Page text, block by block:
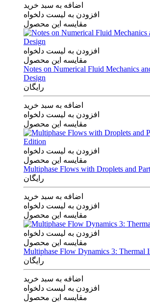
اضافه به سبد خرید
افزودن به لیست دلخواه
مقایسه این محصول
افزودن به لیست دلخواه
مقایسه این محصول
Notes on Numerical Fluid Mechanics
Design
رایگان
اضافه به سبد خرید
افزودن به لیست دلخواه
مقایسه این محصول
افزودن به لیست دلخواه
مقایسه این محصول
Multiphase Flows with Droplets and
رایگان
اضافه به سبد خرید
افزودن به لیست دلخواه
مقایسه این محصول
افزودن به لیست دلخواه
مقایسه این محصول
Multiphase Flow Dynamics 3: Thermal
رایگان
اضافه به سبد خرید
افزودن به لیست دلخواه
مقایسه این محصول